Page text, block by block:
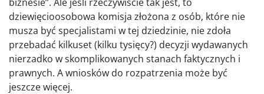
dziewięcioosobowa komisja złożona z osób, które nie
musza być specjalistami w tej dziedzinie, nie zdoła
przebadać kilkuset (kilku tysięcy?) decyzji wydawanych
nierzadko w skomplikowanych stanach faktycznych i
prawnych. A wniosków do rozpatrzenia może być
jeszcze więcej.